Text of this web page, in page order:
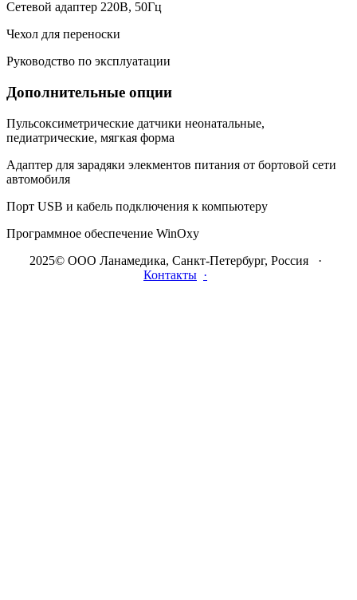
Сетевой адаптер 220В, 50Гц
Чехол для переноски
Руководство по эксплуатации
Дополнительные опции
Пульсоксиметрические датчики неонатальные,
педиатрические, мягкая форма
Адаптер для зарадяки элекментов питания от бортовой сети
автомобиля
Порт USB и кабель подключения к компьютеру
Программное обеспечение WinOxy
2025© ООО Ланамедика, Санкт-Петербург, Россия ·
Контакты ·